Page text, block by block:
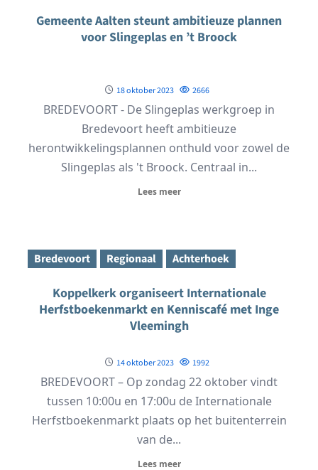
Gemeente Aalten steunt ambitieuze plannen
voor Slingeplas en ’t Broock
18 oktober 2023 2666
BREDEVOORT - De Slingeplas werkgroep in
Bredevoort heeft ambitieuze
herontwikkelingsplannen onthuld voor zowel de
Slingeplas als 't Broock. Centraal in...
Lees meer
Bredevoort Regionaal Achterhoek
Koppelkerk organiseert Internationale
Herfstboekenmarkt en Kenniscafé met Inge
Vleemingh
14 oktober 2023 1992
BREDEVOORT – Op zondag 22 oktober vindt
tussen 10:00u en 17:00u de Internationale
Herfstboekenmarkt plaats op het buitenterrein
van de...
Lees meer